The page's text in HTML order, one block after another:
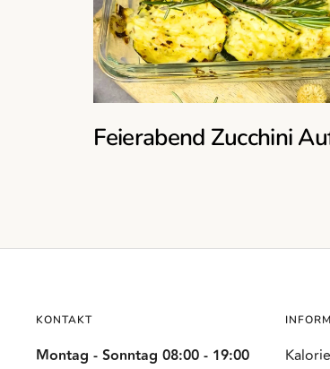
Feierabend Zucchini
KONTAKT
Montag - Sonntag 08:00 - 19:00